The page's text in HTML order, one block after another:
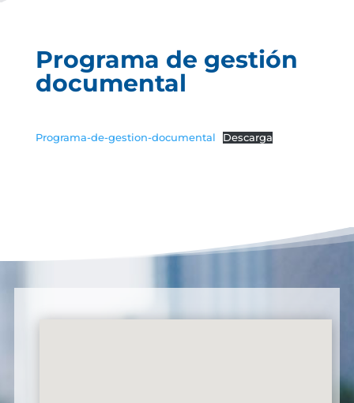
Programa de gestión
documental
Programa-de-gestion-documental Descarga